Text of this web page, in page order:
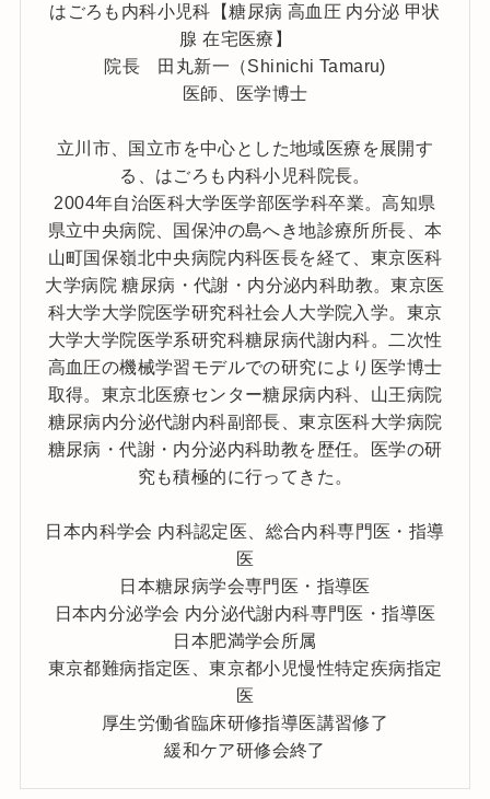
はごろも内科小児科【糖尿病 高血圧 内分泌 甲状
腺 在宅医療】
院長 田丸新一（Shinichi Tamaru)
医師、医学博士
立川市、国立市を中心とした地域医療を展開す
る、はごろも内科小児科院長。
2004年自治医科大学医学部医学科卒業。高知県
県立中央病院、国保沖の島へき地診療所所長、本
山町国保嶺北中央病院内科医長を経て、東京医科
大学病院 糖尿病・代謝・内分泌内科助教。東京医
科大学大学院医学研究科社会人大学院入学。東京
大学大学院医学系研究科糖尿病代謝内科。二次性
高血圧の機械学習モデルでの研究により医学博士
取得。東京北医療センター糖尿病内科、山王病院
糖尿病内分泌代謝内科副部長、東京医科大学病院
糖尿病・代謝・内分泌内科助教を歴任。医学の研
究も積極的に行ってきた。
日本内科学会 内科認定医、総合内科専門医・指導
医
日本糖尿病学会専門医・指導医
日本内分泌学会 内分泌代謝内科専門医・指導医
日本肥満学会所属
東京都難病指定医、東京都小児慢性特定疾病指定
医
厚生労働省臨床研修指導医講習修了
緩和ケア研修会終了